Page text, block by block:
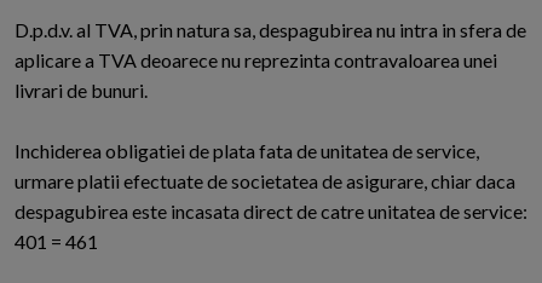
D.p.d.v. al TVA, prin natura sa, despagubirea nu intra in sfera de
aplicare a TVA deoarece nu reprezinta contravaloarea unei
livrari de bunuri.
Inchiderea obligatiei de plata fata de unitatea de service,
urmare platii efectuate de societatea de asigurare, chiar daca
despagubirea este incasata direct de catre unitatea de service:
401 = 461